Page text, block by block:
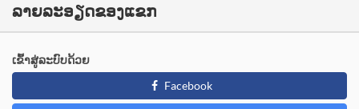
ລາຍລະອຽດຂອງແຂກ
ເຂົ້າສູ່ລະບົບດ້ວຍ
Facebook